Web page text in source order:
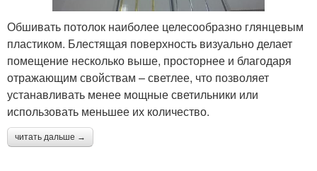
Обшивать потолок наиболее целесообразно глянцевым
пластиком. Блестящая поверхность визуально делает
помещение несколько выше, просторнее и благодаря
отражающим свойствам – светлее, что позволяет
устанавливать менее мощные светильники или
использовать меньшее их количество.
читать дальше →